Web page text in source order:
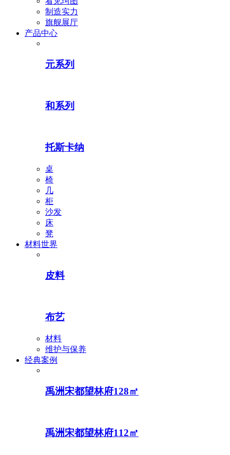
制造实力
旗舰展厅
产品中心
元系列
和系列
托斯卡纳
桌
椅
几
柜
沙发
床
凳
材料世界
皮料
布艺
材料
维护与保养
经典案例
禹洲宋都望林府128㎡
禹洲宋都望林府112㎡